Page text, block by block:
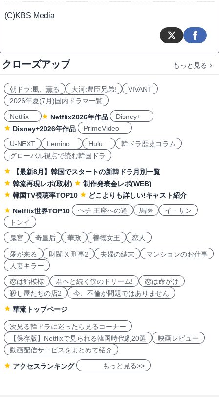
(C)KBS Media
クローズアップ もっと見る
朝ドラ:風、薫る 大河:豊臣兄弟!
VIVANT
2026年夏(7月)国内ドラマ一覧
Netflix
Netflix2026年作品
Disney+
Disney+2026年作品
PrimeVideo
U-NEXT
Lemino Hulu
韓ドラ歴史コラム
グローバル視点で読む韓国ドラ
【最新8月】韓国でスタートの新韓ドラ月別一覧
韓流再現レポ(取材)
制作発表会レポ(WEB)
韓国TV視聴率TOP10
どこよりも詳しい!キャスト紹介
Netflix世界TOP10
ヘチ 王座への道 馬医
イ・サン
トンイ
鬼宮
奇皇后 華政 善徳女王 恋人
愛が来る 財閥 X 刑事2 夫婦の結末
マンションのお仕事
人妻キラー
恋は飴模様
君へと続く僕のドリーム!
恋は命がけ
殺し屋たちの店2
今、不倫が問題ではありません
華流トップページ
次見る韓ドラに迷ったら見るコーナー
【保存版】Netflixで見られる韓国時代劇20選
映画レビュー
動画配信サービスをまとめて紹介
アクセスランキング もっと見る>>